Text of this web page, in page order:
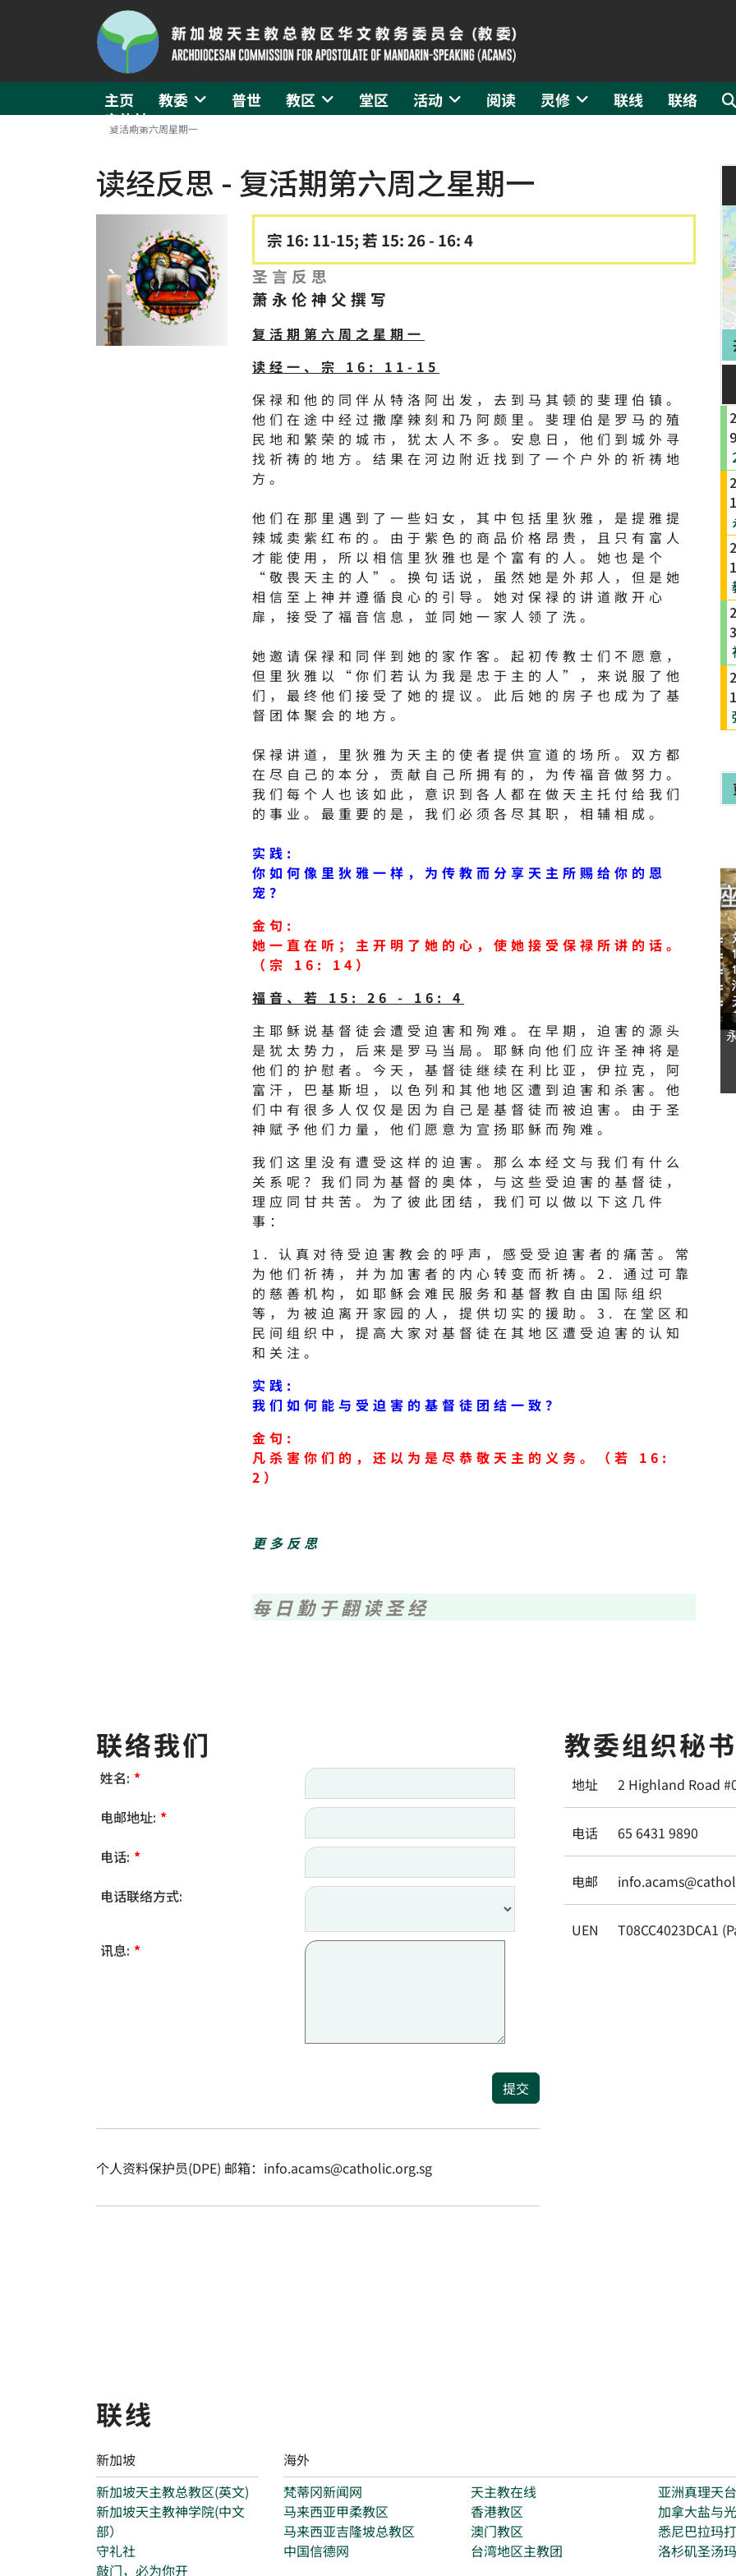
主页 教委 普世 教区 堂区 活动 阅读 灵修 联线
联络
守礼社
复活期第六周星期一
读经反思 - 复活期第六周之星期一
宗 16: 11-15; 若 15: 26 - 16: 4
圣言反思
萧永伦神父撰写
复活期第六周之星期一
读经一、宗 16: 11-15
保禄和他的同伴从特洛阿出发，去到马其顿的斐理伯镇。
他们在途中经过撒摩辣刻和乃阿颇里。斐理伯是罗马的殖
民地和繁荣的城市，犹太人不多。安息日，他们到城外寻
找祈祷的地方。结果在河边附近找到了一个户外的祈祷地
方。
他们在那里遇到了一些妇女，其中包括里狄雅，是提雅提
辣城卖紫红布的。由于紫色的商品价格昂贵，且只有富人
才能使用，所以相信里狄雅也是个富有的人。她也是个
“敬畏天主的人”。换句话说，虽然她是外邦人，但是她
相信至上神并遵循良心的引导。她对保禄的讲道敞开心
扉，接受了福音信息，並同她一家人领了洗。
她邀请保禄和同伴到她的家作客。起初传教士们不愿意，
但里狄雅以“你们若认为我是忠于主的人”，来说服了他
们，最终他们接受了她的提议。此后她的房子也成为了基
督团体聚会的地方。
保禄讲道，里狄雅为天主的使者提供宣道的场所。双方都
在尽自己的本分，贡献自己所拥有的，为传福音做努力。
我们每个人也该如此，意识到各人都在做天主托付给我们
的事业。最重要的是，我们必须各尽其职，相辅相成。
实践:
你如何像里狄雅一样，为传教而分享天主所赐给你的恩
宠？
金句:
她一直在听；主开明了她的心，使她接受保禄所讲的话。
（宗 16: 14）
福音、若 15: 26 - 16: 4
主耶稣说基督徒会遭受迫害和殉难。在早期，迫害的源头
是犹太势力，后来是罗马当局。耶稣向他们应许圣神将是
他们的护慰者。今天，基督徒继续在利比亚，伊拉克，阿
富汗，巴基斯坦，以色列和其他地区遭到迫害和杀害。他
们中有很多人仅仅是因为自己是基督徒而被迫害。由于圣
神赋予他们力量，他们愿意为宣扬耶稣而殉难。
我们这里没有遭受这样的迫害。那么本经文与我们有什么
关系呢？我们同为基督的奥体，与这些受迫害的基督徒，
理应同甘共苦。为了彼此团结，我们可以做以下这几件
事：
1. 认真对待受迫害教会的呼声，感受受迫害者的痛苦。常
为他们祈祷，并为加害者的内心转变而祈祷。2. 通过可靠
的慈善机构，如耶稣会难民服务和基督教自由国际组织
等，为被迫离开家园的人，提供切实的援助。3. 在堂区和
民间组织中，提高大家对基督徒在其地区遭受迫害的认知
和关注。
实践:
我们如何能与受迫害的基督徒团结一致？
金句:
凡杀害你们的，还以为是尽恭敬天主的义务。（若 16:
2）
更多反思
每日勤于翻读圣经
联络我们
姓名: *
电邮地址: *
电话: *
电话联络方式:
讯息: *
提交
个人资料保护员(DPE) 邮箱：info.acams@catholic.org.sg
教委组织秘
地址 2 Highland Road
电话 65 6431 9890
电邮
UEN T08CC4023DCA1
联线
新加坡
新加坡天主教总教区(英文)
新加坡天主教神学院(中文
部）
守礼社
敲门，必为你开
海外
梵蒂冈新闻网
马来西亚甲柔教区
马来西亚吉隆坡总教区
中国信德网
天主教在线
香港教区
澳门教区
台湾地区主教团
亚洲真理天台
加拿大盐与光
悉尼巴拉玛
洛杉矶圣汤